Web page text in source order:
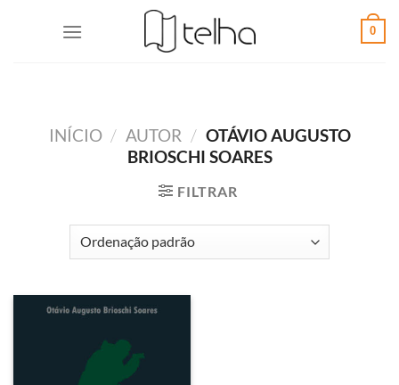
0
INÍCIO / AUTOR / OTÁVIO AUGUSTO
BRIOSCHI SOARES
FILTRAR